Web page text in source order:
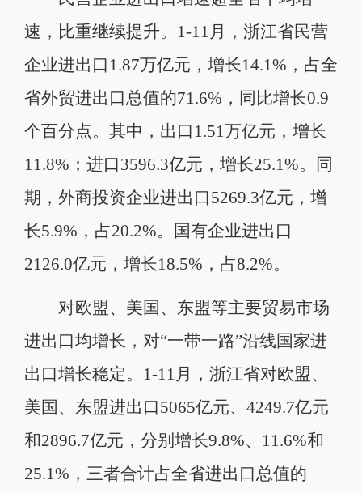
速，比重继续提升。1-11月，浙江省民营
企业进出口1.87万亿元，增长14.1%，占全
省外贸进出口总值的71.6%，同比增长0.9
个百分点。其中，出口1.51万亿元，增长
11.8%；进口3596.3亿元，增长25.1%。同
期，外商投资企业进出口5269.3亿元，增
长5.9%，占20.2%。国有企业进出口
2126.0亿元，增长18.5%，占8.2%。
对欧盟、美国、东盟等主要贸易市场
进出口均增长，对“一带一路”沿线国家进
出口增长稳定。1-11月，浙江省对欧盟、
美国、东盟进出口5065亿元、4249.7亿元
和2896.7亿元，分别增长9.8%、11.6%和
25.1%，三者合计占全省进出口总值的